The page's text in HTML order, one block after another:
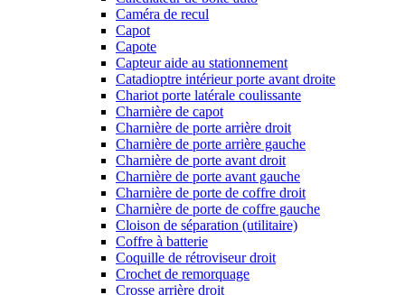
Caméra de recul
Capot
Capote
Capteur aide au stationnement
Catadioptre intérieur porte avant droite
Chariot porte latérale coulissante
Charnière de capot
Charnière de porte arrière droit
Charnière de porte arrière gauche
Charnière de porte avant droit
Charnière de porte avant gauche
Charnière de porte de coffre droit
Charnière de porte de coffre gauche
Cloison de séparation (utilitaire)
Coffre à batterie
Coquille de rétroviseur droit
Crochet de remorquage
Crosse arrière droit